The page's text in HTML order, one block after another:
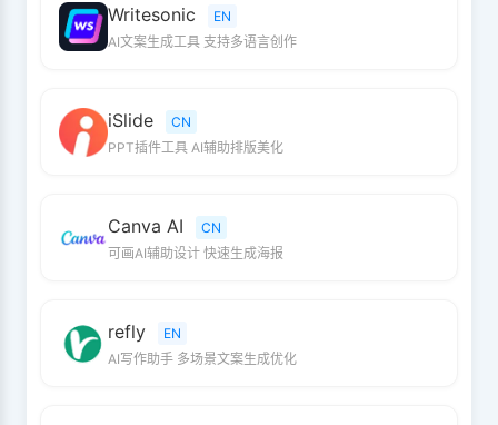
Writesonic
EN
AI文案生成工具 支持多语言创作
iSlide
CN
PPT插件工具 AI辅助排版美化
Canva AI
CN
可画AI辅助设计 快速生成海报
refly
EN
AI写作助手 多场景文案生成优化